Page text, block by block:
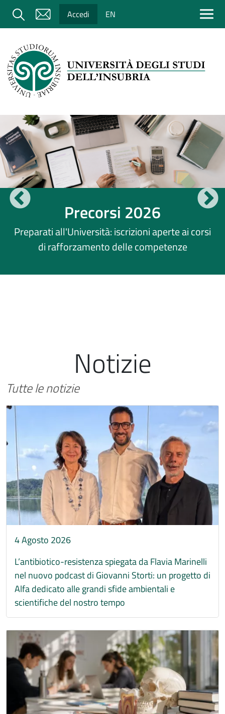
Cerca Accedi EN
Immagine
Precorsi 2026
Preparati all'Università: iscrizioni aperte ai corsi
di rafforzamento delle competenze
Notizie
Tutte le notizie
Immagine
4 Agosto 2026
L’antibiotico-resistenza spiegata da Flavia Marinelli
nel nuovo podcast di Giovanni Storti: un progetto di
Alfa dedicato alle grandi sfide ambientali e
scientifiche del nostro tempo
Immagine